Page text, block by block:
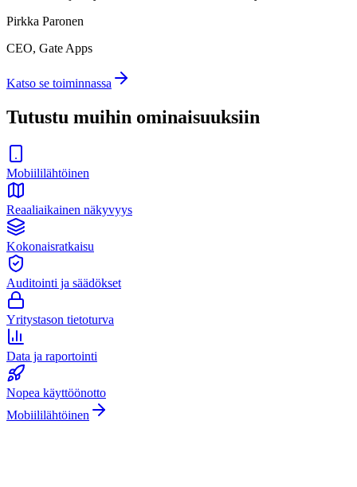
Pirkka Paronen
CEO, Gate Apps
Katso se toiminnassa
Tutustu muihin ominaisuuksiin
Mobiililähtöinen
Reaaliaikainen näkyvyys
Kokonaisratkaisu
Auditointi ja säädökset
Yritystason tietoturva
Data ja raportointi
Nopea käyttöönotto
Mobiililähtöinen